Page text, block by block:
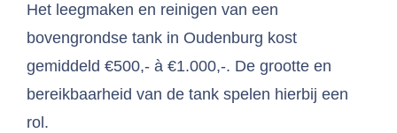
Het leegmaken en reinigen van een
bovengrondse tank in Oudenburg kost
gemiddeld €500,- à €1.000,-. De grootte en
bereikbaarheid van de tank spelen hierbij een
rol.